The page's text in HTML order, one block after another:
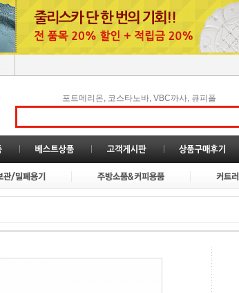
포트메리온, 코스타노바, VBC까사, 큐피폴